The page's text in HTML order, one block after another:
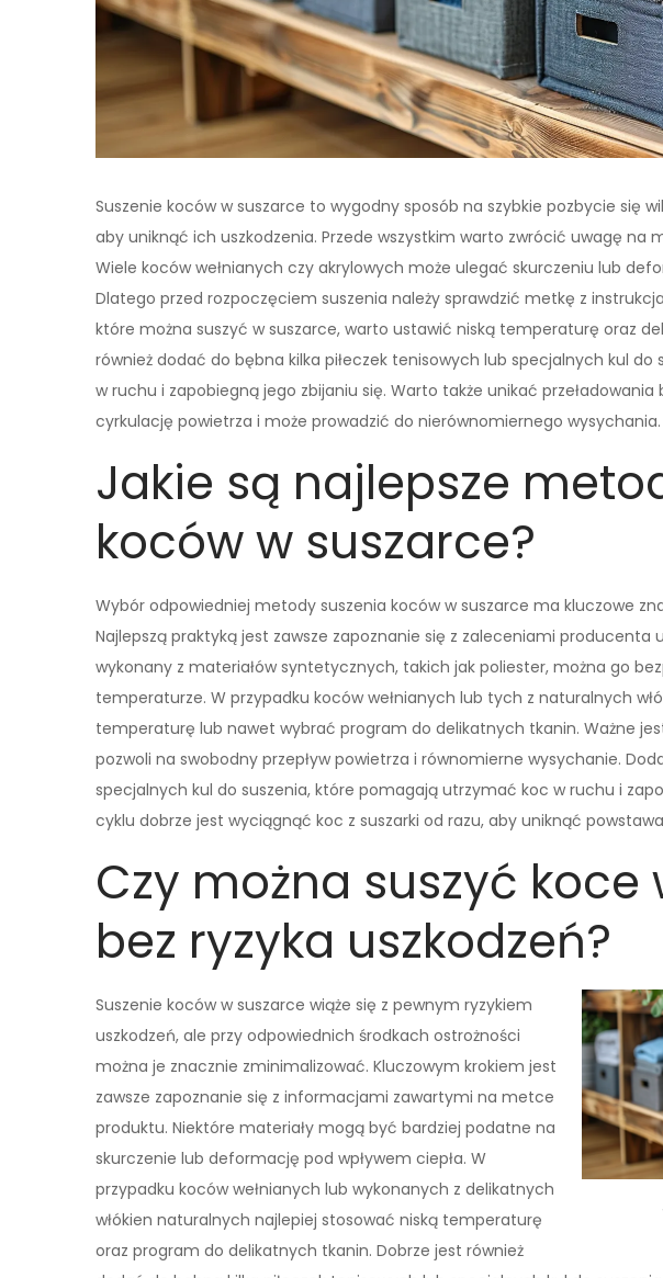
Suszenie koców w suszarce to wygodny sposób na szybkie pozbycie się
aby uniknąć ich uszkodzenia. Przede wszystkim warto zwrócić uwagę na
Wiele koców wełnianych czy akrylowych może ulegać skurczeniu lub
Dlatego przed rozpoczęciem suszenia należy sprawdzić metkę z
które można suszyć w suszarce, warto ustawić niską temperaturę oraz
również dodać do bębna kilka piłeczek tenisowych lub specjalnych kul
w ruchu i zapobiegną jego zbijaniu się. Warto także unikać
cyrkulację powietrza i może prowadzić do nierównomiernego wysychania.
Jakie są najlepsze
koców w suszarce?
Wybór odpowiedniej metody suszenia koców w suszarce ma kluczowe
Najlepszą praktyką jest zawsze zapoznanie się z zaleceniami
wykonany z materiałów syntetycznych, takich jak poliester, można go
temperaturze. W przypadku koców wełnianych lub tych z naturalnych
temperaturę lub nawet wybrać program do delikatnych tkanin. Ważne
pozwoli na swobodny przepływ powietrza i równomierne wysychanie.
specjalnych kul do suszenia, które pomagają utrzymać koc w ruchu i
cyklu dobrze jest wyciągnąć koc z suszarki od razu, aby uniknąć
Czy można suszyć koce
bez ryzyka uszkodzeń?
Suszenie koców w suszarce wiąże się z pewnym ryzykiem
uszkodzeń, ale przy odpowiednich środkach ostrożności
można je znacznie zminimalizować. Kluczowym krokiem jest
zawsze zapoznanie się z informacjami zawartymi na metce
produktu. Niektóre materiały mogą być bardziej podatne na
skurczenie lub deformację pod wpływem ciepła. W
przypadku koców wełnianych lub wykonanych z delikatnych
włókien naturalnych najlepiej stosować niską temperaturę
oraz program do delikatnych tkanin. Dobrze jest również